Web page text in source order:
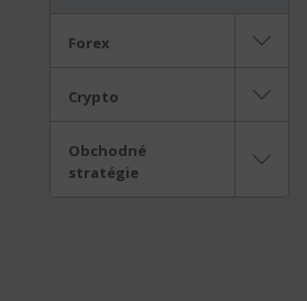
Forex
Crypto
Obchodné
stratégie